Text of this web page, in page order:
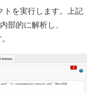
トを実行します。上記
部的に解析し、